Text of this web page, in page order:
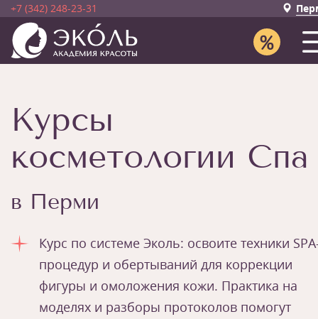
+7 (342) 248-23-31
Курсы
косметологии Спа
в Перми
Курс по системе Эколь: освоите техники
процедур и обертываний для коррекции
фигуры и омоложения кожи. Практика на
моделях и разборы протоколов помогут